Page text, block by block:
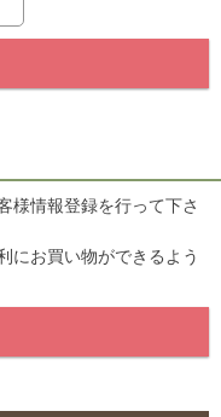
様情報登録を行って下さ
にお買い物ができるよう